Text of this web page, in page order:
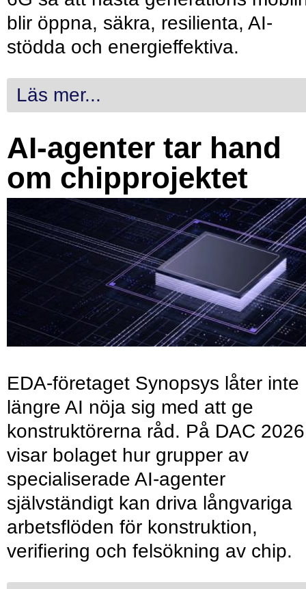
blir öppna, säkra, resilienta, AI-
stödda och energieffektiva.
Läs mer...
AI-agenter tar hand
om chipprojektet
EDA-företaget Synopsys låter inte
längre AI nöja sig med att ge
konstruktörerna råd. På DAC 2026
visar bolaget hur grupper av
specialiserade AI-agenter
självständigt kan driva långvariga
arbetsflöden för konstruktion,
verifiering och felsökning av chip.